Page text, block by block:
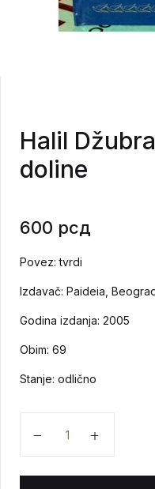
Halil
doline
600 рсд
Povez: tvrdi
Izdavač: Paideia,
Godina izdanja: 2005
Obim: 69
Stanje: odlično